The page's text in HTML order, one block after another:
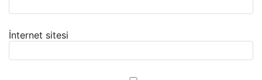
İnternet sitesi